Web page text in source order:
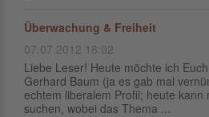
Überwachung & Freiheit
07.07.2012 18:02
Liebe Leser! Heute möchte ich
Gerhard Baum (ja es gab mal
echtem liberalem Profil; heute kann
suchen, wobei das Thema ...